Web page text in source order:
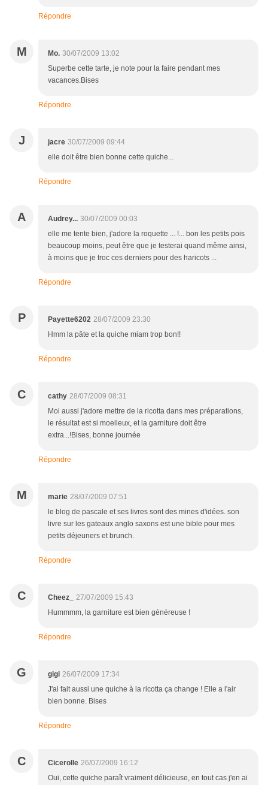
Répondre
M Mo. 30/07/2009 13:02
Superbe cette tarte, je note pour la faire pendant mes
vacances.Bises
Répondre
J jacre 30/07/2009 09:44
elle doit être bien bonne cette quiche...
Répondre
A Audrey... 30/07/2009 00:03
elle me tente bien, j'adore la roquette ... !... bon les petits pois
beaucoup moins, peut être que je testerai quand même ainsi,
à moins que je troc ces derniers pour des haricots ...
Répondre
P Payette6202 28/07/2009 23:30
Hmm la pâte et la quiche miam trop bon!!
Répondre
C cathy 28/07/2009 08:31
Moi aussi j'adore mettre de la ricotta dans mes préparations,
le résultat est si moelleux, et la garniture doit être
extra...!Bises, bonne journée
Répondre
M marie 28/07/2009 07:51
le blog de pascale et ses livres sont des mines d'idées. son
livre sur les gateaux anglo saxons est une bible pour mes
petits déjeuners et brunch.
Répondre
C Cheez_
27/07/2009 15:43
Hummmm, la garniture est bien généreuse !
Répondre
G gigi 26/07/2009 17:34
J'ai fait aussi une quiche à la ricotta ça change ! Elle a l'air
bien bonne. Bises
Répondre
C Cicerolle 26/07/2009 16:12
Oui, cette quiche paraît vraiment délicieuse, en tout cas j'en ai